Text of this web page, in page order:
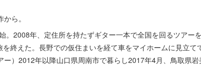
ら。
。2008年、定住所を持たずギター一本で全国を回るツアー
終えた。長野での仮住まいを経て車をマイホームに見立て
）2012年以降山口県周南市で暮らし2017年4月、鳥取県